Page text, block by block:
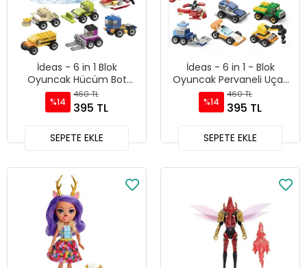
İdeas - 6 in 1 Blok
Oyuncak Hücüm Bot
SM208B
%14
460 TL
395 TL
SEPETE EKLE
İdeas - 6 in 1 - Blok
Oyuncak Pervaneli Uçak
SM207-B
%14
460 TL
395 TL
SEPETE EKLE